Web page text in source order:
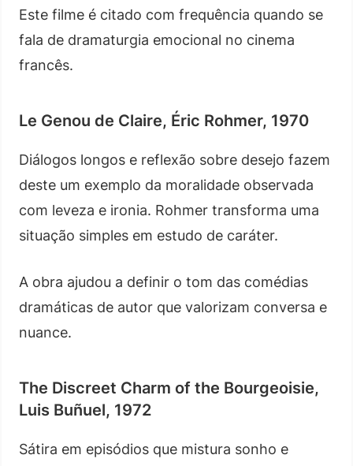
Este filme é citado com frequência quando se
fala de dramaturgia emocional no cinema
francês.
Le Genou de Claire, Éric Rohmer, 1970
Diálogos longos e reflexão sobre desejo fazem
deste um exemplo da moralidade observada
com leveza e ironia. Rohmer transforma uma
situação simples em estudo de caráter.
A obra ajudou a definir o tom das comédias
dramáticas de autor que valorizam conversa e
nuance.
The Discreet Charm of the Bourgeoisie,
Luis Buñuel, 1972
Sátira em episódios que mistura sonho e